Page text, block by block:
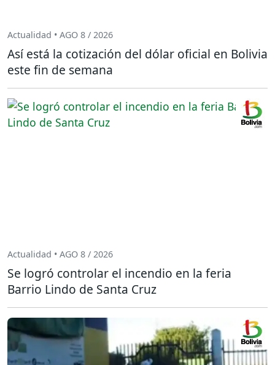
Actualidad • AGO 8 / 2026
Así está la cotización del dólar oficial en Bolivia
este fin de semana
Actualidad • AGO 8 / 2026
Se logró controlar el incendio en la feria
Barrio Lindo de Santa Cruz